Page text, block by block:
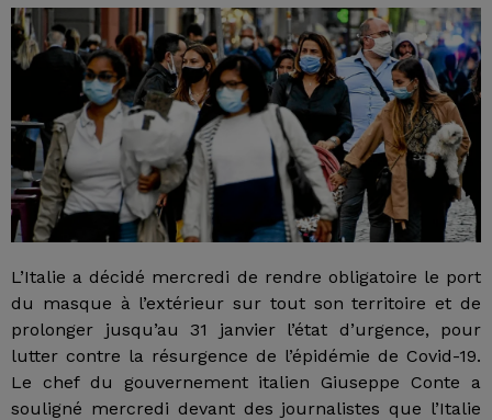
L’Italie a décidé mercredi de rendre obligatoire le port
du masque à l’extérieur sur tout son territoire et de
prolonger jusqu’au 31 janvier l’état d’urgence, pour
lutter contre la résurgence de l’épidémie de Covid-19.
Le chef du gouvernement italien Giuseppe Conte a
souligné mercredi devant des journalistes que l’Italie